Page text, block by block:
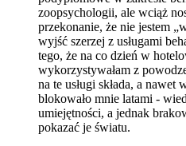
zoopsychologii, ale wciąż
przekonanie, że nie jestem
wyjść szerzej z usługami
tego, że na co dzień w
wykorzystywałam z
na te usługi składa, a nawet
blokowało mnie latami -
umiejętności, a jednak
pokazać je światu.